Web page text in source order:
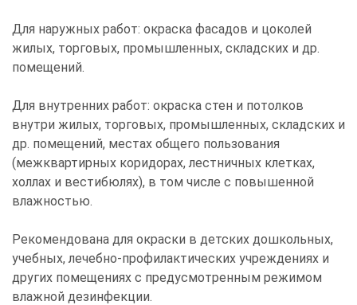
Для наружных работ: окраска фасадов и цоколей
жилых, торговых, промышленных, складских и др.
помещений.
Для внутренних работ: окраска стен и потолков
внутри жилых, торговых, промышленных, складских и
др. помещений, местах общего пользования
(межквартирных коридорах, лестничных клетках,
холлах и вестибюлях), в том числе с повышенной
влажностью.
Рекомендована для окраски в детских дошкольных,
учебных, лечебно-профилактических учреждениях и
других помещениях с предусмотренным режимом
влажной дезинфекции.